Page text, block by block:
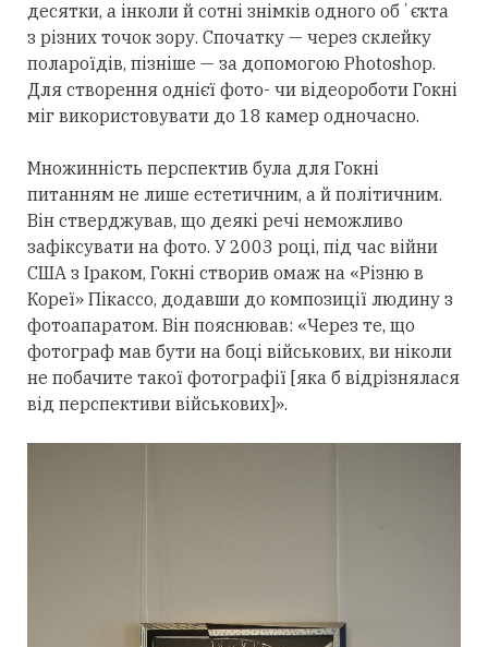
десятки, а інколи й сотні знімків одного обʼєкта
з різних точок зору. Спочатку — через склейку
полароїдів, пізніше — за допомогою Photoshop.
Для створення однієї фото- чи відеороботи Гокні
міг використовувати до 18 камер одночасно.
Множинність перспектив була для Гокні
питанням не лише естетичним, а й політичним.
Він стверджував, що деякі речі неможливо
зафіксувати на фото. У 2003 році, під час війни
США з Іраком, Гокні створив омаж на «Різню в
Кореї» Пікассо, додавши до композиції людину з
фотоапаратом. Він пояснював: «Через те, що
фотограф мав бути на боці військових, ви ніколи
не побачите такої фотографії [яка б відрізнялася
від перспективи військових]».